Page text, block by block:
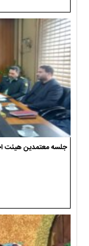
جلسه معتمدین هیئت